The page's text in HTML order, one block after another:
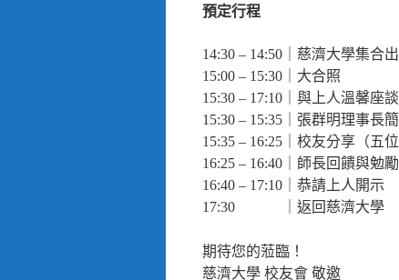
預定行程
14:30 – 14:50｜慈濟大學集合
15:00 – 15:30｜大合照
15:30 – 17:10｜與上人溫馨座談
15:30 – 15:35｜張群明理事長
15:35 – 16:25｜校友分享（五
16:25 – 16:40｜師長回饋與勉勵
16:40 – 17:10｜恭請上人開示
17:30
｜返回慈濟大學
期待您的蒞臨！
慈濟大學 校友會 敬邀